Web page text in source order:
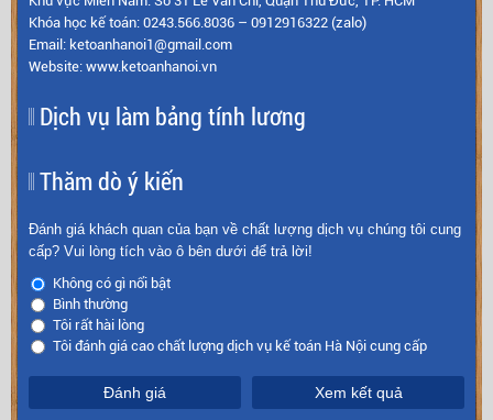
Khóa học kế toán: 0243.566.8036 – 0912916322 (zalo)
Email: ketoanhanoi1@gmail.com
Website: www.ketoanhanoi.vn
Dịch vụ làm bảng tính lương
Thăm dò ý kiến
Đánh giá khách quan của bạn về chất lượng dịch vụ chúng tôi cung
cấp? Vui lòng tích vào ô bên dưới để trả lời!
Không có gì nổi bật
Bình thường
Tôi rất hài lòng
Tôi đánh giá cao chất lượng dịch vụ kế toán Hà Nội cung cấp
Đánh giá Xem kết quả